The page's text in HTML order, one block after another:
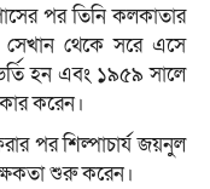
পর তিনি কলকাতার
সেখান থেকে সরে এসে
হন এবং ১৯৫৯ সালে
করেন।
পর শিল্পাচার্য জয়নুল
শুরু করেন।